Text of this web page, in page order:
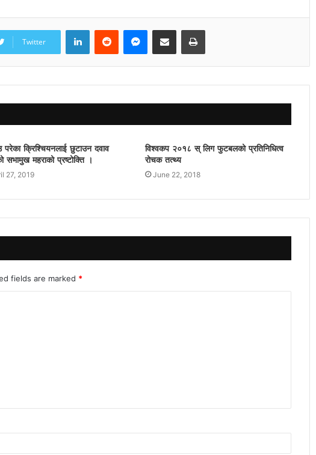
Twitter
LinkedInReddit Messenger
Share via Email Print
परेका क्रिश्चियनलाई छुटाउन दवाव
सभामुख महराको प्रष्टोक्ति ।
27, 2019
विश्वकप २०१८ स् लिग फुटबलको प्रतिनिधित्व
रोचक तत्थ्य
June 22, 2018
fields are marked *